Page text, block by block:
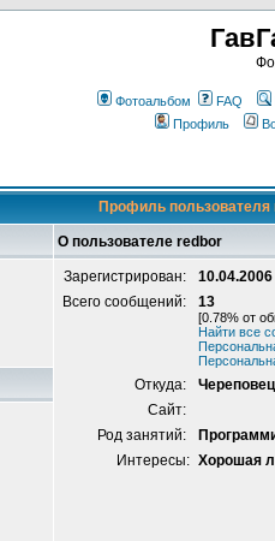
Фотоальбом FAQ
Профиль
Профиль пользователя
О пользователе redbor
Зарегистрирован:
10.04.2006
Всего сообщений:
13
[0.78% от
Найти все
Откуда:
Череповец
Сайт:
Род занятий:
Интересы: Хорошая